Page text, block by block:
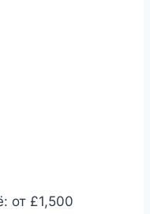
от £1,500